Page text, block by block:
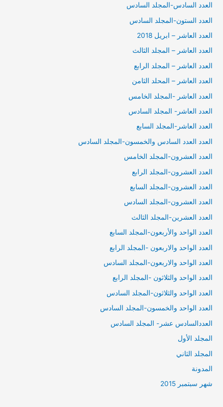
العدد السادس-المجلد السادس
العدد الستون-المجلد السادس
العدد العاشر – ابريل 2018
العدد العاشر – المجلد الثالث
العدد العاشر – المجلد الرابع
العدد العاشر – المحلد الثامن
العدد العاشر -المجلد الخامس
العدد العاشر- المجلد السادس
العدد العاشر-المجلد السابع
العدد العدد السادس والخمسون-المجلد السادس
العدد العشرون-المجلد الخامس
العدد العشرون-المجلد الرابع
العدد العشرون-المجلد السابع
العدد العشرون-المجلد السادس
العدد العشرين-المجلد الثالث
العدد الواحد والأربعون-المجلد السابع
العدد الواحد والاربعون -المجلد الرابع
العدد الواحد والاربعون-المجلد السادس
العدد الواحد والثلاثون -المجلد الرابع
العدد الواحد والثلاثون-المجلد السادس
العدد الواحد والخمسون-المجلد السادس
العددالسادس عشر- المجلد السادس
المجلد الأول
المجلد الثاني
المدونة
شهر سبتمبر 2015